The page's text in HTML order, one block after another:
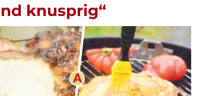
knusprig“